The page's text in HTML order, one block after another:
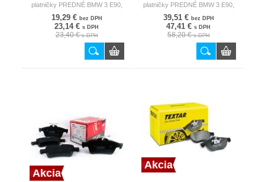
platničky PREDNÉ BMW 3 E90,
E91 05-
19,29 € bez DPH
23,14 € s DPH
23,40 €s DPH
platničky PREDNÉ BMW 3 E90,
E91 05-
39,51 € bez DPH
47,41 € s DPH
58,20 €s DPH
Akcia
Akcia